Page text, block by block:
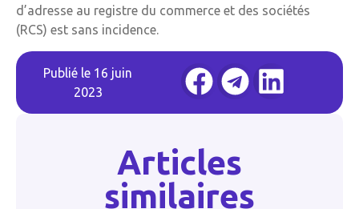
d’adresse au registre du commerce et des sociétés
(RCS) est sans incidence.
Publié le 16 juin
2023
Articles
similaires